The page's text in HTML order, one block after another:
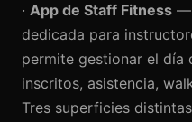
· App de Staff Fitness —
dedicada para
permite gestionar el día
inscritos, asistencia,
Tres superficies